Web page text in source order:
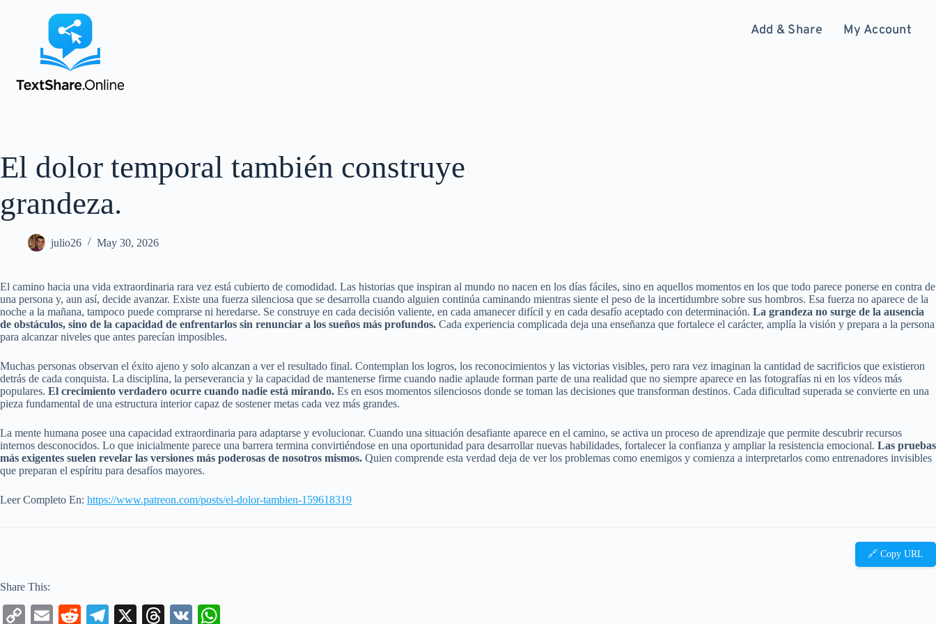
Add & Share My Account
El dolor temporal también construye
grandeza.
julio26 May 30, 2026
El camino hacia una vida extraordinaria rara vez está cubierto de comodidad. Las historias que inspiran al mundo no nacen en los días fáciles, sino en aquellos momentos en los que todo parece ponerse en contra de
una persona y, aun así, decide avanzar. Existe una fuerza silenciosa que se desarrolla cuando alguien continúa caminando mientras siente el peso de la incertidumbre sobre sus hombros. Esa fuerza no aparece de la
noche a la mañana, tampoco puede comprarse ni heredarse. Se construye en cada decisión valiente, en cada amanecer difícil y en cada desafío aceptado con determinación. La grandeza no surge de la ausencia
de obstáculos, sino de la capacidad de enfrentarlos sin renunciar a los sueños más profundos. Cada experiencia complicada deja una enseñanza que fortalece el carácter, amplía la visión y prepara a la persona
para alcanzar niveles que antes parecían imposibles.
Muchas personas observan el éxito ajeno y solo alcanzan a ver el resultado final. Contemplan los logros, los reconocimientos y las victorias visibles, pero rara vez imaginan la cantidad de sacrificios que existieron
detrás de cada conquista. La disciplina, la perseverancia y la capacidad de mantenerse firme cuando nadie aplaude forman parte de una realidad que no siempre aparece en las fotografías ni en los vídeos más
populares. El crecimiento verdadero ocurre cuando nadie está mirando. Es en esos momentos silenciosos donde se toman las decisiones que transforman destinos. Cada dificultad superada se convierte en una
pieza fundamental de una estructura interior capaz de sostener metas cada vez más grandes.
La mente humana posee una capacidad extraordinaria para adaptarse y evolucionar. Cuando una situación desafiante aparece en el camino, se activa un proceso de aprendizaje que permite descubrir recursos
internos desconocidos. Lo que inicialmente parece una barrera termina convirtiéndose en una oportunidad para desarrollar nuevas habilidades, fortalecer la confianza y ampliar la resistencia emocional. Las pruebas
más exigentes suelen revelar las versiones más poderosas de nosotros mismos. Quien comprende esta verdad deja de ver los problemas como enemigos y comienza a interpretarlos como entrenadores invisibles
que preparan el espíritu para desafíos mayores.
Leer Completo En: https://www.patreon.com/posts/el-dolor-tambien-159618319
🔗 Copy URL
Share This:
C E R Te X T V